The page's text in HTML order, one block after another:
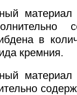
в
кремния.